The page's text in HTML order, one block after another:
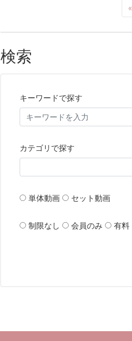
«
検索
キーワードで探す
カテゴリで探す
単体動画 セット動画
制限なし 会員のみ 有料